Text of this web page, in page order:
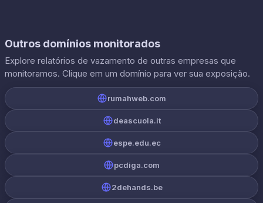
Outros domínios monitorados
Explore relatórios de vazamento de outras empresas que
monitoramos. Clique em um domínio para ver sua exposição.
rumahweb.com
deascuola.it
espe.edu.ec
pcdiga.com
2dehands.be